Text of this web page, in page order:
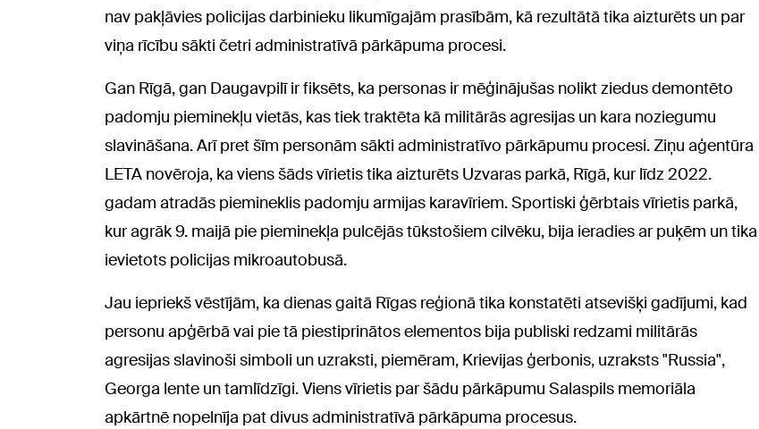
nav pakļāvies policijas darbinieku likumīgajām prasībām, kā rezultātā tika aizturēts un par
viņa rīcību sākti četri administratīvā pārkāpuma procesi.
Gan Rīgā, gan Daugavpilī ir fiksēts, ka personas ir mēģinājušas nolikt ziedus demontēto
padomju pieminekļu vietās, kas tiek traktēta kā militārās agresijas un kara noziegumu
slavināšana. Arī pret šīm personām sākti administratīvo pārkāpumu procesi. Ziņu aģentūra
LETA novēroja, ka viens šāds vīrietis tika aizturēts Uzvaras parkā, Rīgā, kur līdz 2022.
gadam atradās piemineklis padomju armijas karavīriem. Sportiski ģērbtais vīrietis parkā,
kur agrāk 9. maijā pie pieminekļa pulcējās tūkstošiem cilvēku, bija ieradies ar puķēm un tika
ievietots policijas mikroautobusā.
Jau iepriekš vēstījām, ka dienas gaitā Rīgas reģionā tika konstatēti atsevišķi gadījumi, kad
personu apģērbā vai pie tā piestiprinātos elementos bija publiski redzami militārās
agresijas slavinoši simboli un uzraksti, piemēram, Krievijas ģerbonis, uzraksts "Russia",
Georga lente un tamlīdzīgi. Viens vīrietis par šādu pārkāpumu Salaspils memoriāla
apkārtnē nopelnīja pat divus administratīvā pārkāpuma procesus.